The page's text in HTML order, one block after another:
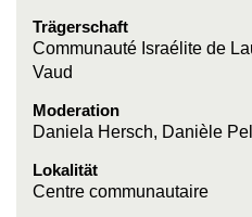
Trägerschaft
Communauté Israélite de
Vaud
Moderation
Daniela Hersch, Danièle
Lokalität
Centre communautaire